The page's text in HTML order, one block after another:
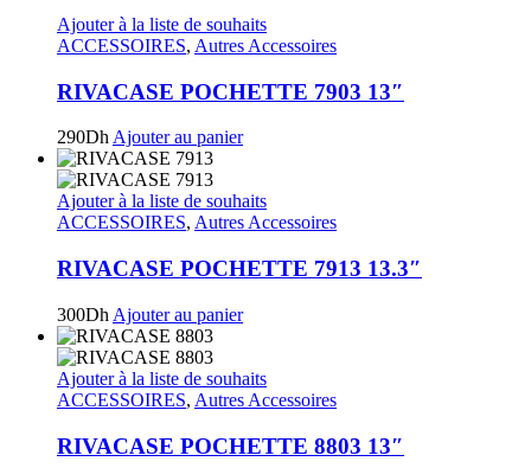
Ajouter à la liste de souhaits
ACCESSOIRES, Autres Accessoires
RIVACASE POCHETTE 7903 13″
290Dh Ajouter au panier
Ajouter à la liste de souhaits
ACCESSOIRES, Autres Accessoires
RIVACASE POCHETTE 7913 13.3″
300Dh Ajouter au panier
Ajouter à la liste de souhaits
ACCESSOIRES, Autres Accessoires
RIVACASE POCHETTE 8803 13″